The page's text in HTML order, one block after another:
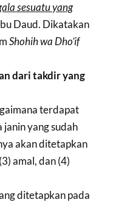
sesuatu yang
Daud. Dikatakan
Shohih wa Dho’if
dari takdir yang
terdapat
janin yang sudah
akan ditetapkan
amal, dan (4)
ditetapkan pada